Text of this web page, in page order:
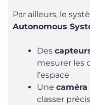
Par ailleurs, le
Autonomous
Des
mesurer les
l’espace
Une caméra
classer